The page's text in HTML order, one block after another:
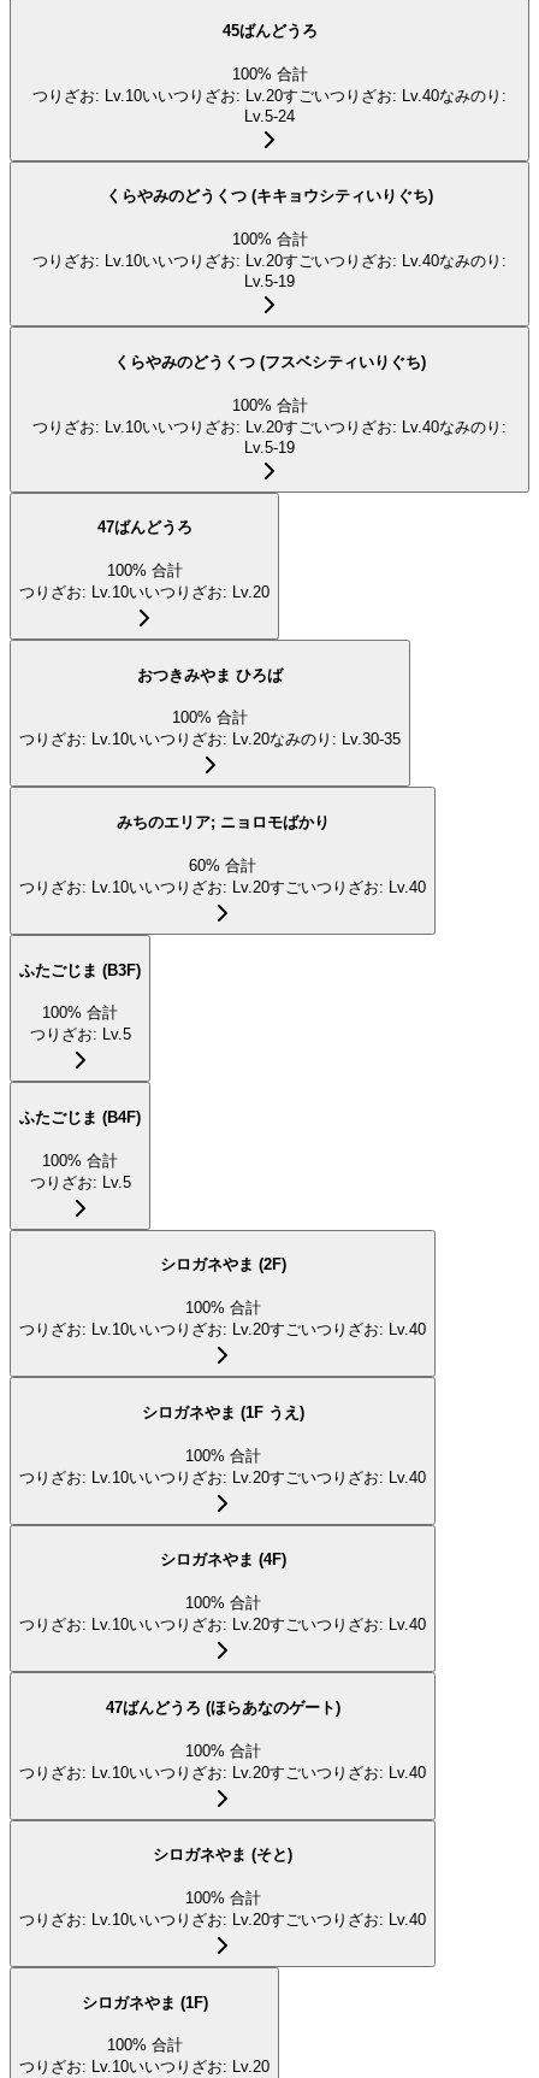
45ばんどうろ
100% 合計
つりざお: Lv.10いいつりざお: Lv.20すごいつりざお: Lv.40なみのり :
Lv.5-24
くらやみのどうくつ (キキョウシティいりぐち)
100% 合計
つりざお: Lv.10いいつりざお: Lv.20すごいつりざお: Lv.40なみのり :
Lv.5-19
くらやみのどうくつ (フスベシティいりぐち)
100% 合計
つりざお: Lv.10いいつりざお: Lv.20すごいつりざお: Lv.40なみのり :
Lv.5-19
47ばんどうろ
100% 合計
つりざお: Lv.10いいつりざお: Lv.20
おつきみやま ひろば
100% 合計
つりざお: Lv.10いいつりざお: Lv.20なみのり : Lv.30-35
みちのエリア; ニョロモばかり
60% 合計
つりざお: Lv.10いいつりざお: Lv.20すごいつりざお: Lv.40
ふたごじま (B3F)
100% 合計
つりざお: Lv.5
ふたごじま (B4F)
100% 合計
つりざお: Lv.5
シロガネやま (2F)
100% 合計
つりざお: Lv.10いいつりざお: Lv.20すごいつりざお: Lv.40
シロガネやま (1F うえ)
100% 合計
つりざお: Lv.10いいつりざお: Lv.20すごいつりざお: Lv.40
シロガネやま (4F)
100% 合計
つりざお: Lv.10いいつりざお: Lv.20すごいつりざお: Lv.40
47ばんどうろ (ほらあなのゲート)
100% 合計
つりざお: Lv.10いいつりざお: Lv.20すごいつりざお: Lv.40
シロガネやま (そと)
100% 合計
つりざお: Lv.10いいつりざお: Lv.20すごいつりざお: Lv.40
シロガネやま (1F)
100% 合計
つりざお: Lv.10いいつりざお: Lv.20